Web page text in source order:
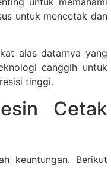
untuk mencetak dan
alas datarnya yang
canggih untuk
tinggi.
Cetak
keuntungan. Berikut